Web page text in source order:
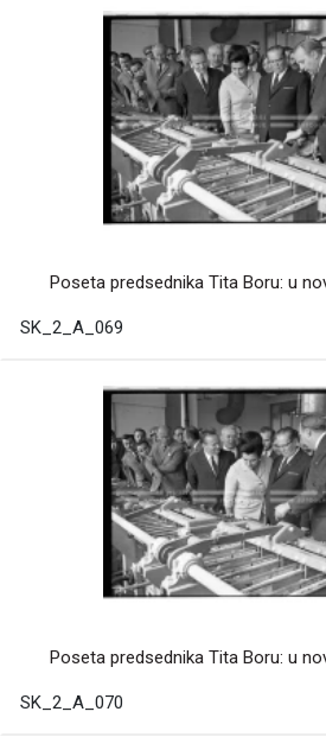
Poseta predsednika Tita Boru: u
SK_2_A_069
Poseta predsednika Tita Boru: u
SK_2_A_070